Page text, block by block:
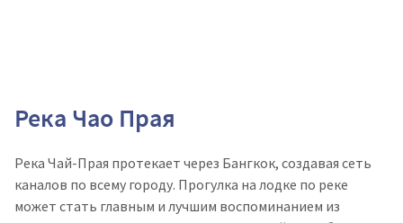
Река Чао Прая
Река Чай-Прая протекает через Бангкок, создавая сеть
каналов по всему городу. Прогулка на лодке по реке
может стать главным и лучшим воспоминанием из